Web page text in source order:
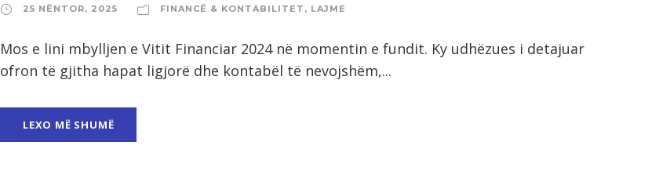
25 NËNTOR, 2025 FINANCË & KONTABILITET , LAJME
Mos e lini mbylljen e Vitit Financiar 2024 në momentin e fundit. Ky udhëzues i detajuar
ofron të gjitha hapat ligjorë dhe kontabël të nevojshëm,...
LEXO MË SHUMË